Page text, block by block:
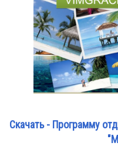
Скачать - Программу